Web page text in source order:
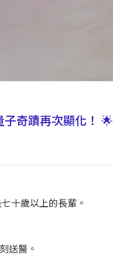
奇蹟再次顯化！ 🌟
十歲以上的長輩。
送醫。